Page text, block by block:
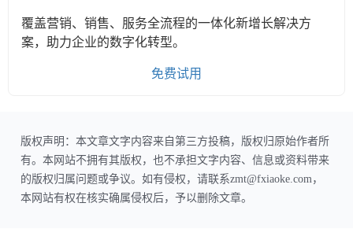
覆盖营销、销售、服务全流程的一体化新增长解决方
案，助力企业的数字化转型。
免费试用
版权声明：本文章文字内容来自第三方投稿，版权归原始作者所
有。本网站不拥有其版权，也不承担文字内容、信息或资料带来
的版权归属问题或争议。如有侵权，请联系zmt@fxiaoke.com，
本网站有权在核实确属侵权后，予以删除文章。